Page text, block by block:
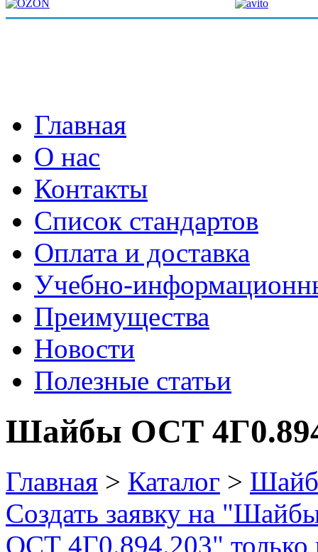
Главная
О нас
Контакты
Список стандартов
Оплата и доставка
Учебно-
Преимущества
Новости
Полезные статьи
Шайбы ОСТ
Главная > Каталог >
Создать заявку на
ОСТ 4Г0.894.203" только